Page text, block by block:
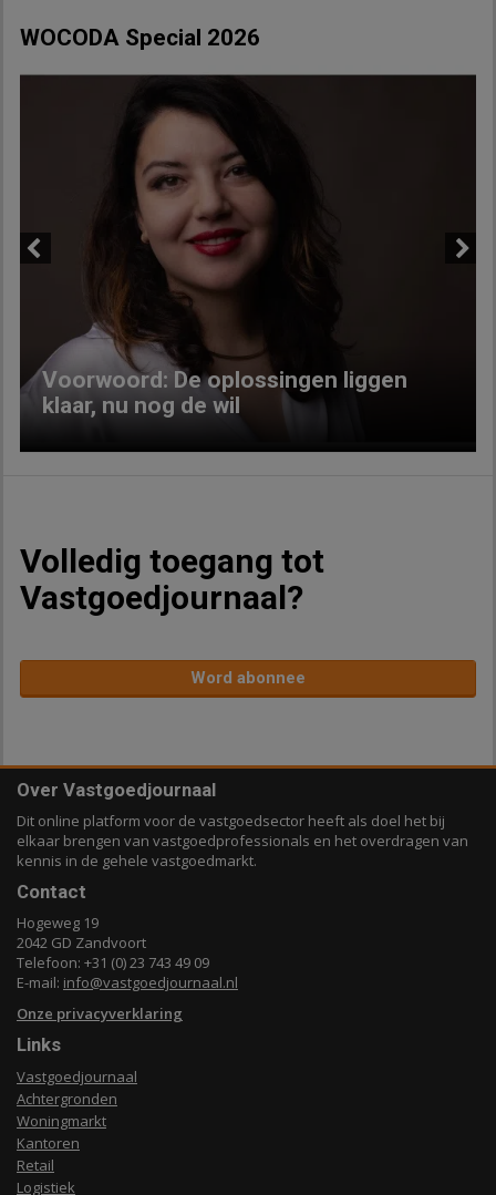
WOCODA Special 2026
Voorwoord: De oplossingen liggen
klaar, nu nog de wil
Volledig toegang tot
Vastgoedjournaal?
Word abonnee
Over Vastgoedjournaal
Dit online platform voor de vastgoedsector heeft als doel het bij
elkaar brengen van vastgoedprofessionals en het overdragen van
kennis in de gehele vastgoedmarkt.
Contact
Hogeweg 19
2042 GD Zandvoort
Telefoon: +31 (0) 23 743 49 09
E-mail: info@vastgoedjournaal.nl
Onze privacyverklaring
Links
Vastgoedjournaal
Achtergronden
Woningmarkt
Kantoren
Retail
Logistiek